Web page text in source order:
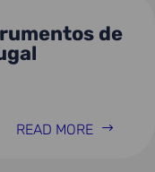
de
READ MORE